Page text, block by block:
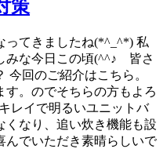
策
ってきましたね(*^_^*) 私
みな今日この頃(^^♪ 皆さ
今回のご紹介はこちら。
。のでそちらの方もよろ
レイで明るいユニットバ
くなり、追い炊き機能も設
んでいただき素晴らしいで